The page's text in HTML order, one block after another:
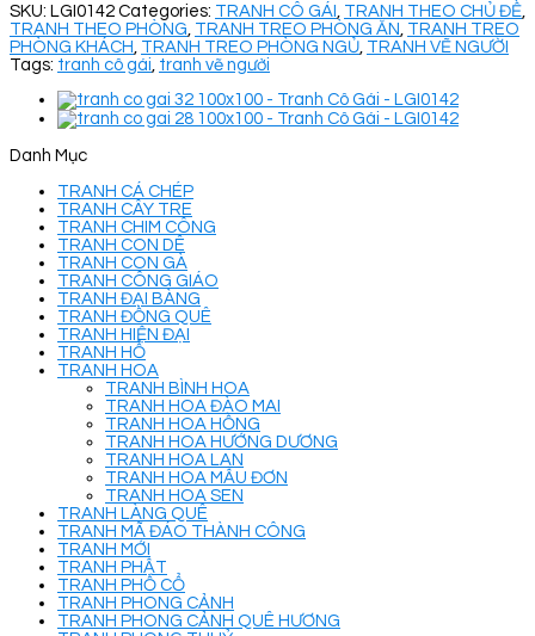
SKU: LGI0142 Categories: TRANH CÔ GÁI TRANH THEO CHỦ ĐỀ
TRANH THEO PHÒNG TRANH TREO PHÒNG ĂN TRANH TREO
PHÒNG KHÁCH TRANH TREO PHÒNG NGỦ TRANH VẼ NGƯỜI
Tags: tranh cô gái tranh vẽ người
Danh Mục
TRANH CÁ CHÉP
TRANH CÂY TRE
TRANH CHIM CÔNG
TRANH CON DÊ
TRANH CON GÀ
TRANH CÔNG GIÁO
TRANH ĐẠI BÀNG
TRANH ĐỒNG QUÊ
TRANH HIỆN ĐẠI
TRANH HỔ
TRANH HOA
TRANH BÌNH HOA
TRANH HOA ĐÀO MAI
TRANH HOA HỒNG
TRANH HOA HƯỚNG DƯƠNG
TRANH HOA LAN
TRANH HOA MẪU ĐƠN
TRANH HOA SEN
TRANH LÀNG QUÊ
TRANH MÃ ĐÁO THÀNH CÔNG
TRANH MỚI
TRANH PHẬT
TRANH PHỐ CỔ
TRANH PHONG CẢNH
TRANH PHONG CẢNH QUÊ HƯƠNG